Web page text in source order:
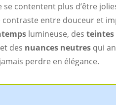
se contentent plus d’être
contraste entre douceur et
lumineuse, des teintes
des nuances neutres qui
perdre en élégance.